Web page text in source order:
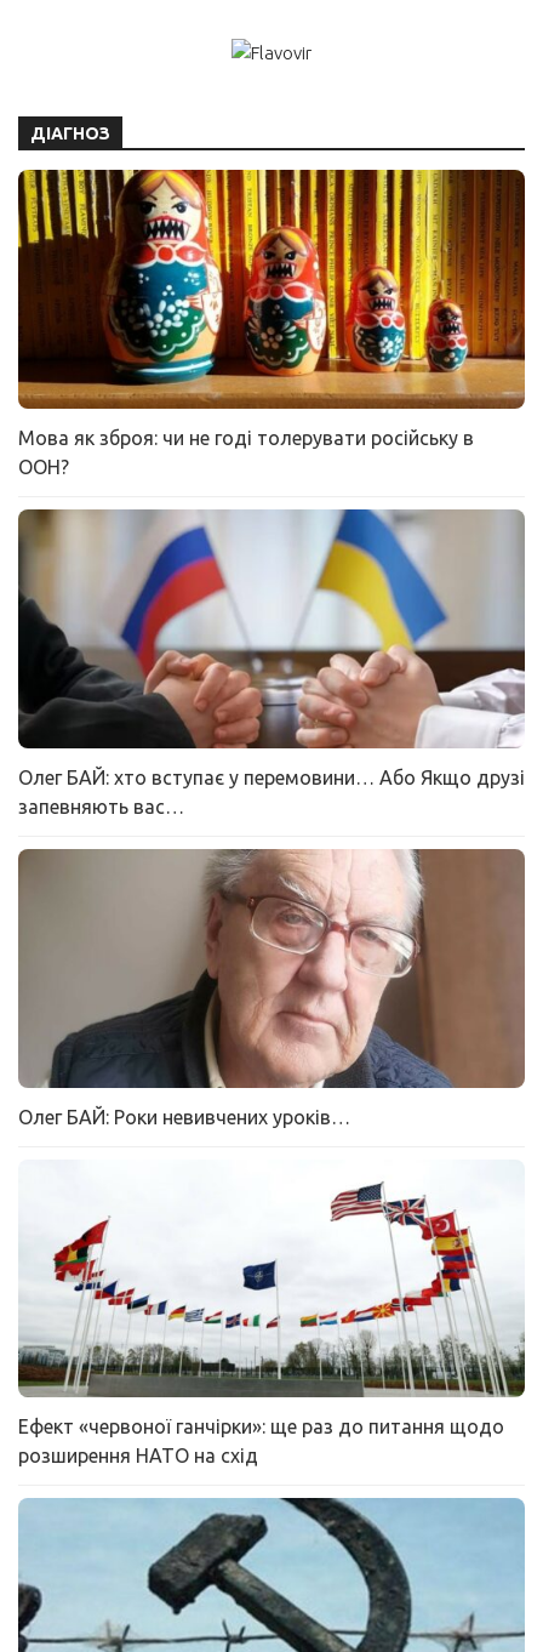
ДІАГНОЗ
Мова як зброя: чи не годі толерувати російську в
ООН?
Олег БАЙ: хто вступає у перемовини… Або Якщо друзі
запевняють вас…
Олег БАЙ: Роки невивчених уроків…
Ефект «червоної ганчірки»: ще раз до питання щодо
розширення НАТО на схід